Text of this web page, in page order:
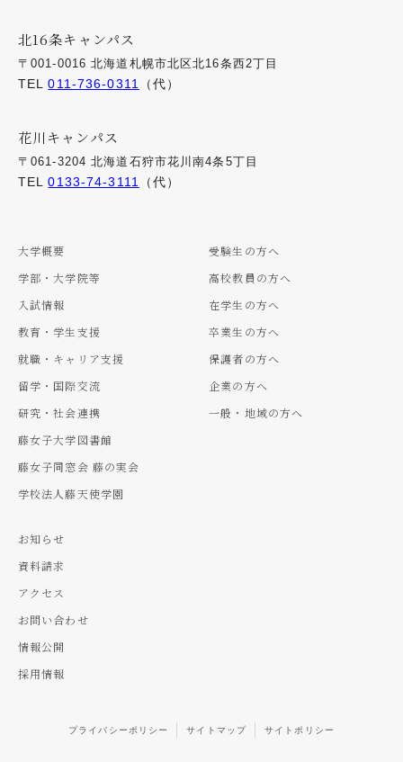
北16条キャンパス
〒001-0016 北海道札幌市北区北16条西2丁目
TEL011-736-0311 （代）
花川キャンパス
〒061-3204 北海道石狩市花川南4条5丁目
TEL0133-74-3111 （代）
大学概要
学部・大学院等
入試情報
教育・学生支援
就職・キャリア支援
留学・国際交流
研究・社会連携
藤女子大学図書館
藤女子同窓会 藤の実会
学校法人藤天使学園
受験生の方へ
高校教員の方へ
在学生の方へ
卒業生の方へ
保護者の方へ
企業の方へ
一般・地域の方へ
お知らせ
資料請求
アクセス
お問い合わせ
情報公開
採用情報
プライバシーポリシー サイトマップ サイトポリシー